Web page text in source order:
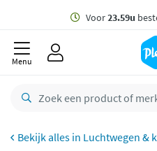
Gratis
CO2
Menu
Luchtwegen &